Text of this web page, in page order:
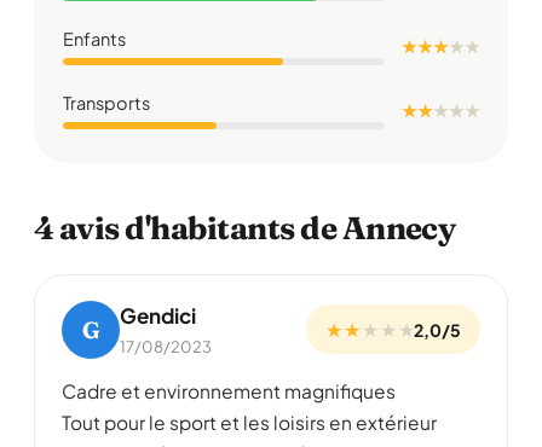
Enfants ★ ★ ★★★
Transports ★ ★★★★
4 avis d'habitants de Annecy
G Gendici
17/08/2023
★ ★★ ★ ★2,0/5
Cadre et environnement magnifiques
Tout pour le sport et les loisirs en extérieur